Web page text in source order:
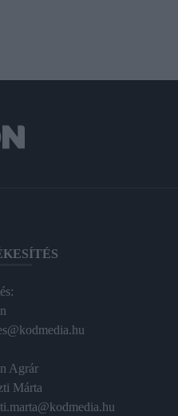
Agrár
Márta